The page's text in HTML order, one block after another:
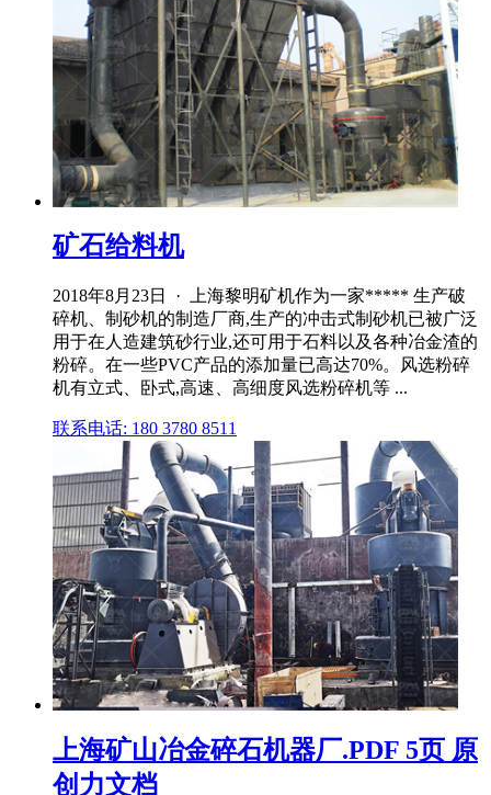
矿石给料机
2018年8月23日 · 上海黎明矿机作为一家***** 生产破
碎机、制砂机的制造厂商,生产的冲击式制砂机已被广泛
用于在人造建筑砂行业,还可用于石料以及各种冶金渣的
粉碎。在一些PVC产品的添加量已高达70%。风选粉碎
机有立式、卧式,高速、高细度风选粉碎机等 ...
联系电话: 180 3780 8511
上海矿山冶金碎石机器厂.PDF 5页 原
创力文档